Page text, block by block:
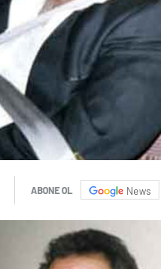
ABONE OL News